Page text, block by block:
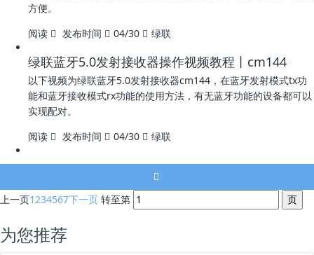
方便。
阅读
发布时间 04/30 绿联
绿联蓝牙5.0发射接收器操作视频教程丨cm144
以下视频为绿联蓝牙5.0发射接收器cm144，在蓝牙发射模式tx功
能和蓝牙接收模式rx功能的使用方法，有无蓝牙功能的设备都可以
实现配对。
阅读
发布时间 04/30 绿联
上一页1234567下一页 转至第
为您推荐